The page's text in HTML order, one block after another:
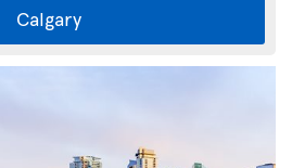
Calgary